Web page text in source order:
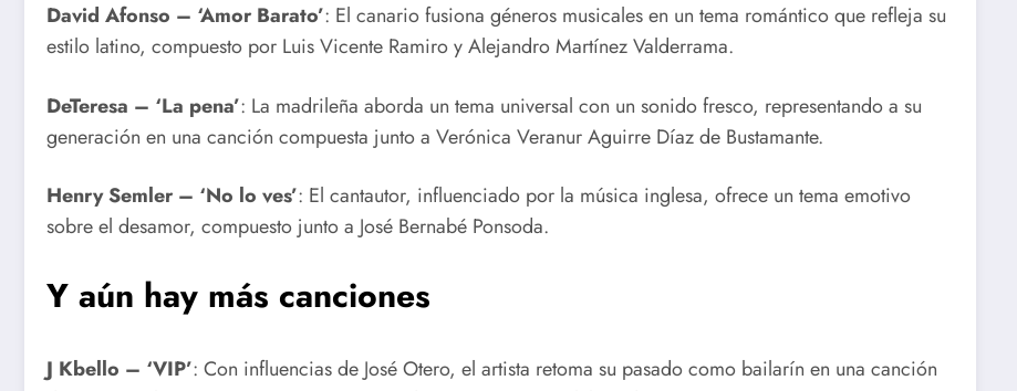
David Afonso – ‘Amor Barato’: El canario fusiona géneros musicales en un tema romántico que refleja su
estilo latino, compuesto por Luis Vicente Ramiro y Alejandro Martínez Valderrama.
DeTeresa – ‘La pena’: La madrileña aborda un tema universal con un sonido fresco, representando a su
generación en una canción compuesta junto a Verónica Veranur Aguirre Díaz de Bustamante.
Henry Semler – ‘No lo ves’: El cantautor, influenciado por la música inglesa, ofrece un tema emotivo
sobre el desamor, compuesto junto a José Bernabé Ponsoda.
Y aún hay más canciones
J Kbello – ‘VIP’: Con influencias de José Otero, el artista retoma su pasado como bailarín en una canción